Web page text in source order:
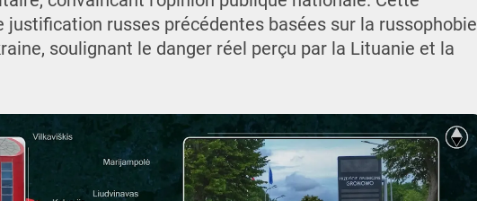
russes précédentes basées sur la russophobie
soulignant le danger réel perçu par la Lituanie et la